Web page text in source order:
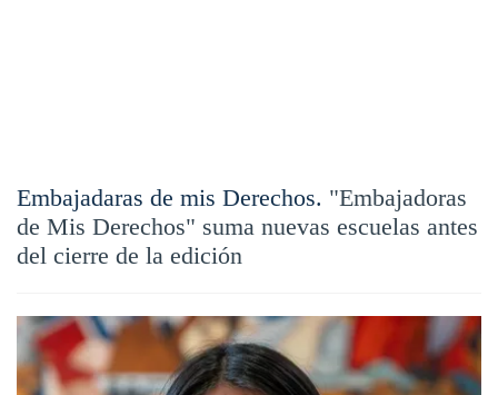
Embajadaras de mis Derechos. "Embajadoras
de Mis Derechos" suma nuevas escuelas antes
del cierre de la edición